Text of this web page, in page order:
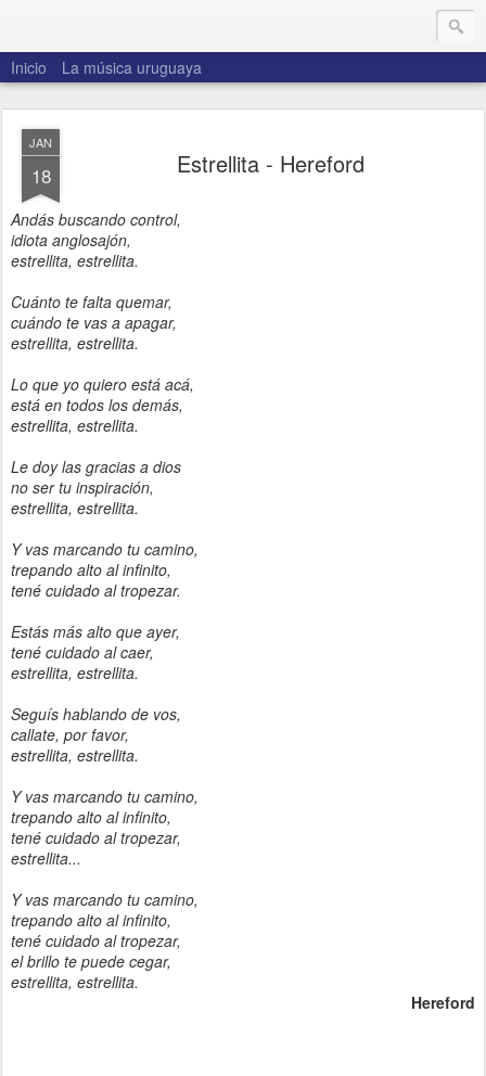
Inicio La música uruguaya
JAN
18 Estrellita - Hereford
Andás buscando control,
idiota anglosajón,
estrellita, estrellita.
Cuánto te falta quemar,
cuándo te vas a apagar,
estrellita, estrellita.
Lo que yo quiero está acá,
está en todos los demás,
estrellita, estrellita.
Le doy las gracias a dios
no ser tu inspiración,
estrellita, estrellita.
Y vas marcando tu camino,
trepando alto al infinito,
tené cuidado al tropezar.
Estás más alto que ayer,
tené cuidado al caer,
estrellita, estrellita.
Seguís hablando de vos,
callate, por favor,
estrellita, estrellita.
Y vas marcando tu camino,
trepando alto al infinito,
tené cuidado al tropezar,
estrellita...
Y vas marcando tu camino,
trepando alto al infinito,
tené cuidado al tropezar,
el brillo te puede cegar,
estrellita, estrellita.
Hereford